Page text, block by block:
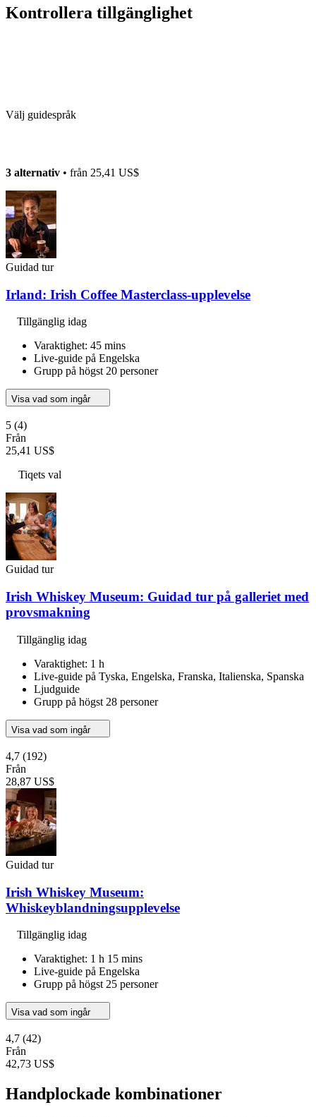
Kontrollera tillgänglighet
Välj guidespråk
3 alternativ • från 25,41 US$
Guidad tur
Irland: Irish Coffee Masterclass-upplevelse
Tillgänglig idag
Varaktighet: 45 mins
Live-guide på Engelska
Grupp på högst 20 personer
Visa vad som ingår
5 (4)
Från
25,41 US$
Tiqets val
Guidad tur
Irish Whiskey Museum: Guidad tur på galleriet med
provsmakning
Tillgänglig idag
Varaktighet: 1 h
Live-guide på Tyska, Engelska, Franska, Italienska, Spanska
Ljudguide
Grupp på högst 28 personer
Visa vad som ingår
4,7 (192)
Från
28,87 US$
Guidad tur
Irish Whiskey Museum:
Whiskeyblandningsupplevelse
Tillgänglig idag
Varaktighet: 1 h 15 mins
Live-guide på Engelska
Grupp på högst 25 personer
Visa vad som ingår
4,7 (42)
Från
42,73 US$
Handplockade kombinationer